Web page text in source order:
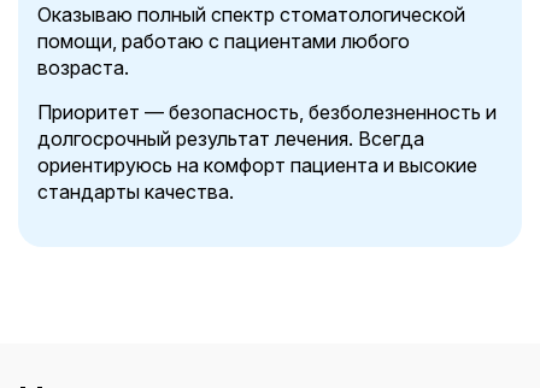
Оказываю полный спектр стоматологической
помощи, работаю с пациентами любого
возраста.
Приоритет — безопасность, безболезненность и
долгосрочный результат лечения. Всегда
ориентируюсь на комфорт пациента и высокие
стандарты качества.